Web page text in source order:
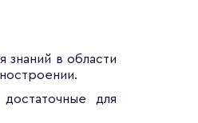
в области
для